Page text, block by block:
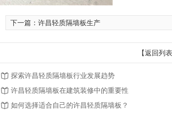
下一篇： 许昌轻质隔墙板生产
【返回列
探索许昌轻质隔墙板行业发展趋势
许昌轻质隔墙板在建筑装修中的重要性
如何选择适合自己的许昌轻质隔墙板？